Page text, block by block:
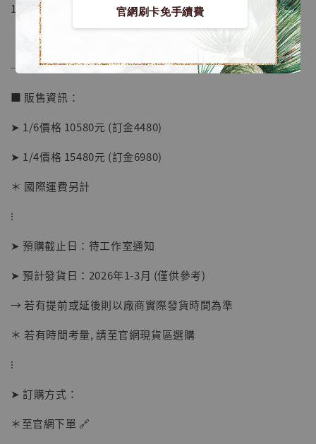
官網刷卡免手續費
NT$ 1,870
1/4比例限量88體
──────────────
■ 販售資訊：
➤ 1/6價格 10580元 (訂金4480)
➤ 1/4價格 15480元 (訂金6980)
＊ 國際運費另計
⁝
➤ 預購截止日：待工作室通知
➤ 預計發貨日：2026年1-3月 (僅供參考)
→ 若有提前或延後則以廠商實際發貨時間為準
＊ 若有時間考量, 請至官網現貨區選購
⁝
➤ 訂購方式：
＊至官網下單 🔗